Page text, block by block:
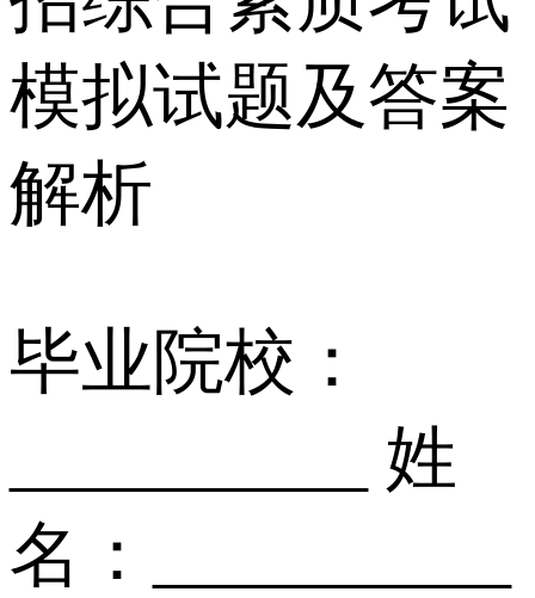
模拟试题及答案
解析
毕业院校：
__________ 姓
名：__________